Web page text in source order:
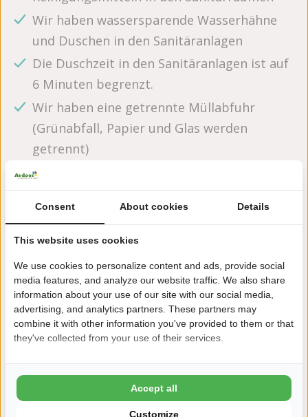
Wir haben wassersparende Wasserhähne
und Duschen in den Sanitäranlagen
Die Duschzeit in den Sanitäranlagen ist auf
6 Minuten begrenzt.
Wir haben eine getrennte Müllabfuhr
(Grünabfall, Papier und Glas werden
getrennt)
Wir haben eine Abdeckung über dem
Außenpool, um Wärmeverluste zu
vermeiden.
Wir verwenden Salz-Elektrolyse-Schränke
Die Villen verfügen über ein zentrales
Verwaltungssystem, das es uns ermöglicht,
die Heizung aus der Ferne an der Rezeption
zu regulieren
Die Heizung in den Villen wird durch
Bewegungssensoren gesteuert (keine
Bewegung = niedrigere Temperatur)
Consent About cookies Details
This website uses cookies
We use cookies to personalize content and ads, provide social
media features, and analyze our website traffic. We also share
information about your use of our site with our social media,
advertising, and analytics partners. These partners may
combine it with other information you've provided to them or that
they've collected from your use of their services.
Customize
Accept all